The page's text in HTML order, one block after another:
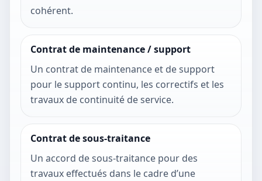
cohérent.
Contrat de maintenance / support
Un contrat de maintenance et de support
pour le support continu, les correctifs et les
travaux de continuité de service.
Contrat de sous-traitance
Un accord de sous-traitance pour des
travaux effectués dans le cadre d’une